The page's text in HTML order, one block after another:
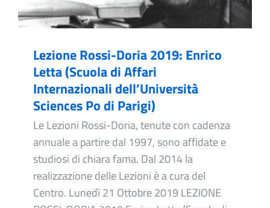
Lezione Rossi-Doria 2019: Enrico
Letta (Scuola di Affari
Internazionali dell’Università
Sciences Po di Parigi)
Le Lezioni Rossi-Doria, tenute con cadenza
annuale a partire dal 1997, sono affidate e
studiosi di chiara fama. Dal 2014 la
realizzazione delle Lezioni è a cura del
Centro. Lunedì 21 Ottobre 2019 LEZIONE